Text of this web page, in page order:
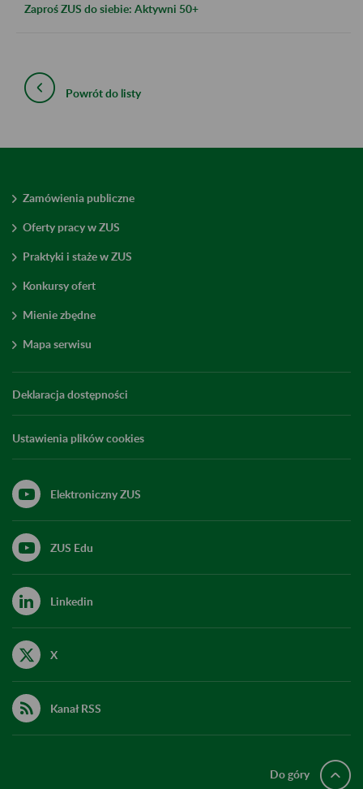
Zaproś ZUS do siebie: Aktywni 50+
Powrót do listy
Zamówienia publiczne
Oferty pracy w ZUS
Praktyki i staże w ZUS
Konkursy ofert
Mienie zbędne
Mapa serwisu
Deklaracja dostępności
Ustawienia plików cookies
Elektroniczny ZUS
ZUS Edu
Linkedin
X
Kanał RSS
Do góry